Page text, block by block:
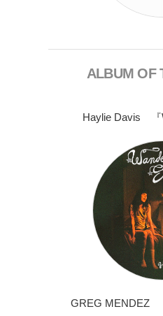
ALBUM OF
Haylie Davis 『
GREG MENDEZ